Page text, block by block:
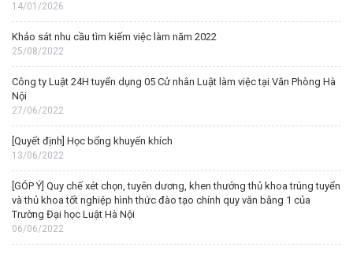
14/01/2026
Khảo sát nhu cầu tìm kiếm việc làm năm 2022
25/08/2022
Công ty Luật 24H tuyển dụng 05 Cử nhân Luật làm việc tại Văn Phòng Hà
Nội
27/06/2022
[Quyết định] Học bổng khuyến khích
13/06/2022
[GÓP Ý] Quy chế xét chọn, tuyên dương, khen thưởng thủ khoa trúng tuyển
và thủ khoa tốt nghiệp hình thức đào tạo chính quy văn bằng 1 của
Trường Đại học Luật Hà Nội
06/06/2022